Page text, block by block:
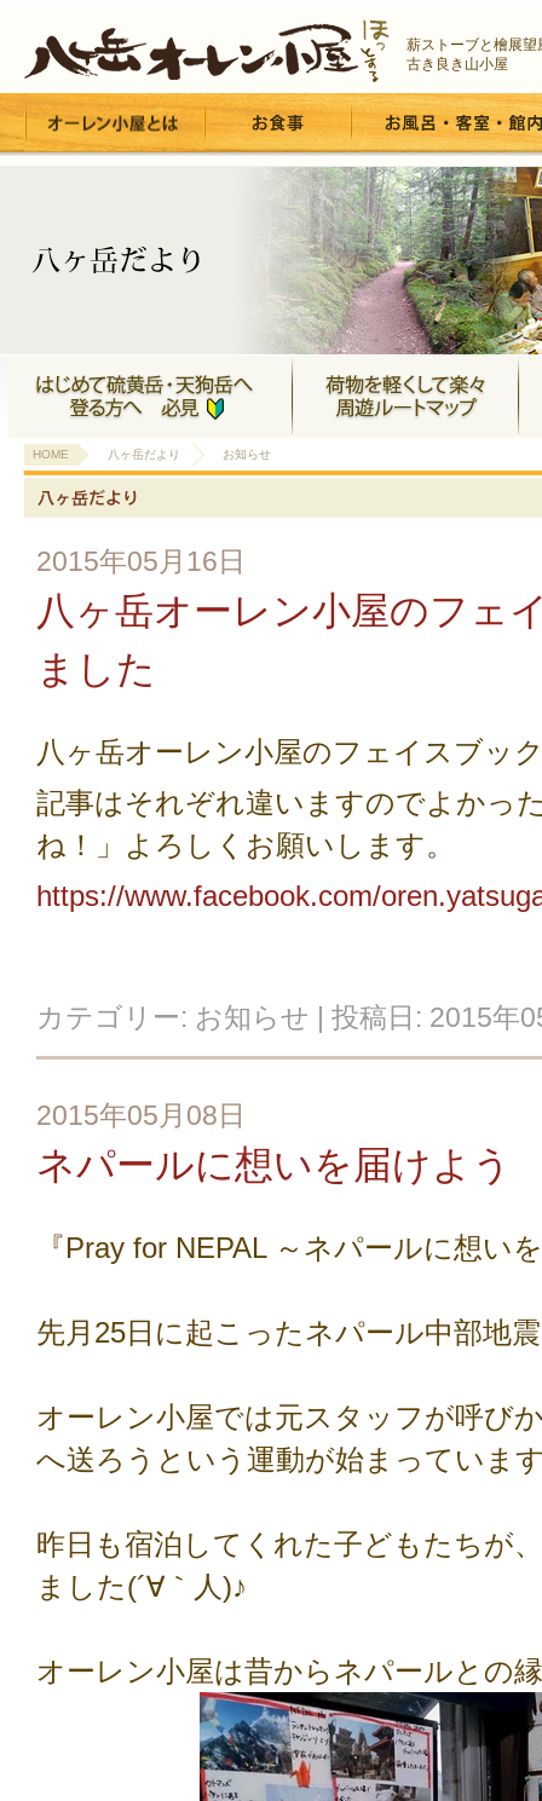
薪ストーブと檜展望
古き良き山小屋
HOME 八ヶ岳だより お知らせ
2015年05月16日
八ヶ岳オーレン小屋のフェ
ました
八ヶ岳オーレン小屋のフェイスブッ
記事はそれぞれ違いますのでよかっ
ね！」よろしくお願いします。
https://www.facebook.com/
カテゴリー: お知らせ | 投稿日: 2015年
2015年05月08日
ネパールに想いを届けよう
『Pray for NEPAL ～ネパールに想い
先月25日に起こったネパール中部地
オーレン小屋では元スタッフが呼び
へ送ろうという運動が始まっていま
昨日も宿泊してくれた子どもたちが
ました(´∀｀人)♪
オーレン小屋は昔からネパールとの